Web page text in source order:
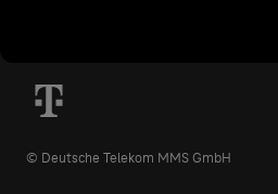
© Deutsche Telekom MMS GmbH